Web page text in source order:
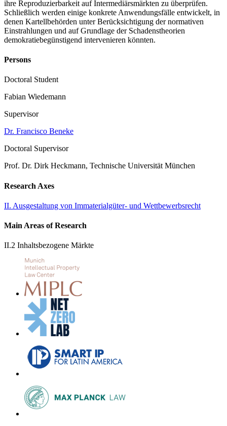
ihre Reproduzierbarkeit auf Intermediärsmärkten zu überprüfen.
Schließlich werden einige konkrete Anwendungsfälle entwickelt, in
denen Kartellbehörden unter Berücksichtigung der normativen
Einstrahlungen und auf Grundlage der Schadenstheorien
demokratiebegünstigend intervenieren könnten.
Persons
Doctoral Student
Fabian Wiedemann
Supervisor
Dr. Francisco Beneke
Doctoral Supervisor
Prof. Dr. Dirk Heckmann, Technische Universität München
Research Axes
II. Ausgestaltung von Immaterialgüter- und Wettbewerbsrecht
Main Areas of Research
II.2 Inhaltsbezogene Märkte